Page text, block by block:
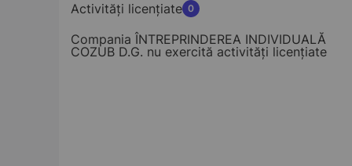
Activități licențiate 0
Compania ÎNTREPRINDEREA INDIVIDUALĂ
COZUB D.G. nu exercită activități licențiate